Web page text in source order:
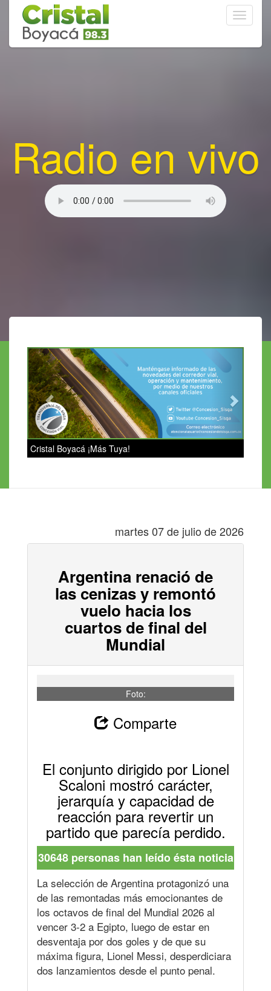
Toggle
Radio en vivo
Previous
Cristal Boyacá ¡Más Tuya!
martes 07 de julio de 2026
Argentina renació de
las cenizas y remontó
vuelo hacia los
cuartos de final del
Mundial
Foto:
Comparte
El conjunto dirigido por Lionel
Scaloni mostró carácter,
jerarquía y capacidad de
reacción para revertir un
partido que parecía perdido.
30648 personas han leído ésta noticia
La selección de Argentina protagonizó una
de las remontadas más emocionantes de
los octavos de final del Mundial 2026 al
vencer 3-2 a Egipto, luego de estar en
desventaja por dos goles y de que su
máxima figura, Lionel Messi, desperdiciara
dos lanzamientos desde el punto penal.